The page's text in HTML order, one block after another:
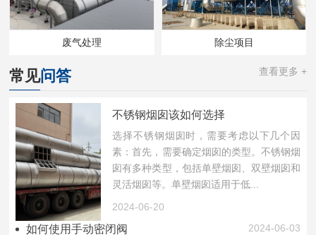
废气处理 除尘项目
常见问答 查看更多 +
不锈钢烟囱该如何选择
选择不锈钢烟囱时，需要考虑以下几个因
素：首先，需要确定烟囱的类型。不锈钢烟
囱有多种类型，包括单壁烟囱、双壁烟囱和
灵活烟囱等。单壁烟囱适用于低...
2024-06-20
如何使用手动密闭阀 2024-06-03